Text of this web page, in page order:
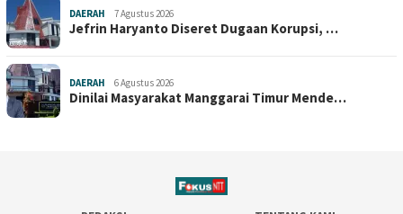
DAERAH 7 Agustus 2026
Jefrin Haryanto Diseret Dugaan Korupsi, …
DAERAH 6 Agustus 2026
Dinilai Masyarakat Manggarai Timur Mende…